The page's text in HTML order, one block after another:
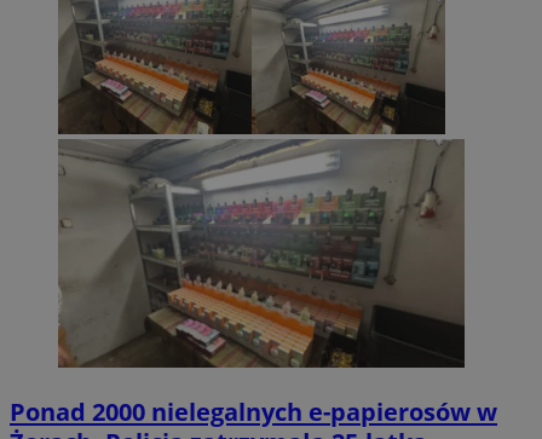
Ponad 2000 nielegalnych e-papierosów w